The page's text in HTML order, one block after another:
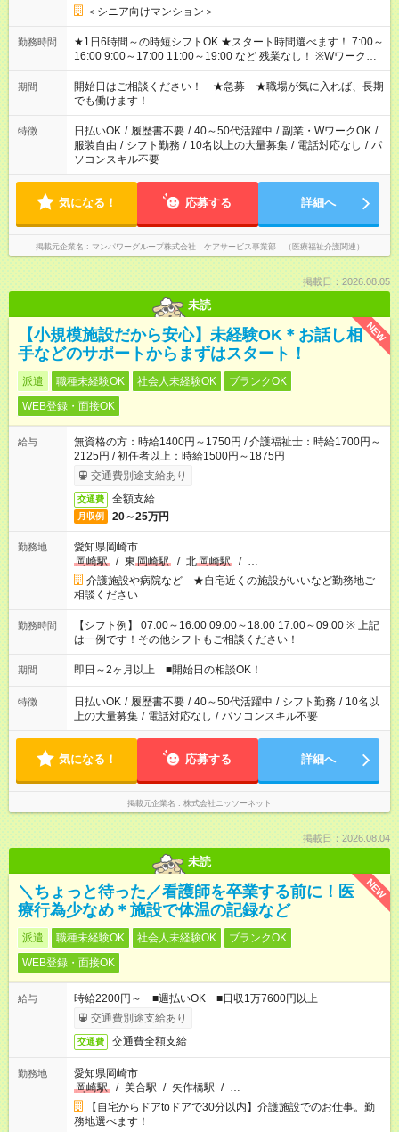
＜シニア向けマンション＞
勤務時間
★1日6時間～の時短シフトOK ★スタート時間選べます！ 7:00～
16:00 9:00～17:00 11:00～19:00 など 残業なし！ ※Wワークの
場合、他のお仕事と合わせ週40時間超の就業はご案内できませ
ん ※法令に基づき、週20時間以上勤務は社会保険への加入対象
となります ※労働者派遣法（日雇い派遣の原則禁止）により、
短時間・短期間の就業はご案内が難しい場合があります
期間
開始日はご相談ください！ ★急募 ★職場が気に入れば、長期
でも働けます！
特徴 日払いOK / 履歴書不要 / 40～50代活躍中 / 副業・WワークOK /
服装自由 / シフト勤務 / 10名以上の大量募集 / 電話対応なし / パ
ソコンスキル不要
気になる！ 応募する 詳細へ
掲載元企業名 マンパワーグループ株式会社 ケアサービス事業部 （医療福祉介護関連）
掲載日：2026.08.05
未読
NEW
【小規模施設だから安心】未経験OK＊お話し相
手などのサポートからまずはスタート！
派遣 職種未経験OK 社会人未経験OK
ブランクOK
WEB登録・面接OK
給与
無資格の方：時給1400円～1750円 / 介護福祉士：時給1700円～
2125円 / 初任者以上：時給1500円～1875円
交通費別途支給あり
交通費 全額支給
月収例 20～25万円
勤務地
愛知県岡崎市
岡崎駅
/ 東 岡崎駅 / 北岡崎駅 / …
介護施設や病院など ★自宅近くの施設がいいなど勤務地ご
相談ください
勤務時間
【シフト例】 07:00～16:00 09:00～18:00 17:00～09:00 ※ 上記
は一例です！その他シフトもご相談ください！
期間 即日～2ヶ月以上 ■開始日の相談OK！
特徴 日払いOK / 履歴書不要 / 40～50代活躍中 / シフト勤務 / 10名以
上の大量募集 / 電話対応なし / パソコンスキル不要
気になる！ 応募する 詳細へ
掲載元企業名 株式会社ニッソーネット
掲載日：2026.08.04
未読
NEW
＼ちょっと待った／看護師を卒業する前に！医
療行為少なめ＊施設で体温の記録など
派遣 職種未経験OK 社会人未経験OK
ブランクOK
WEB登録・面接OK
給与
時給2200円～ ■週払いOK ■日収1万7600円以上
交通費別途支給あり
交通費 交通費全額支給
勤務地
愛知県岡崎市
岡崎駅
/ 美合駅 / 矢作橋駅 / …
【自宅からドアtoドアで30分以内】介護施設でのお仕事。勤
務地選べます！